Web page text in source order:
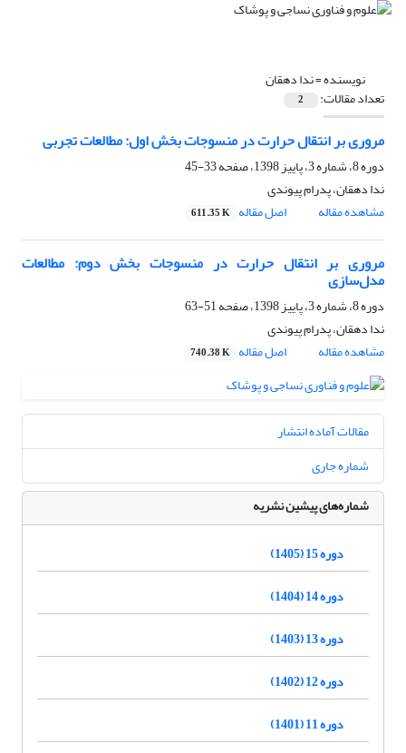
نویسنده =ندا دهقان
تعداد مقالات: 2
مروری بر انتقال حرارت در منسوجات بخش اول: مطالعات تجربی
دوره 8، شماره 3، پاییز 1398، صفحه
33-45
ندا دهقان، پدرام پیوندی
مشاهده مقاله
اصل مقاله 611.35 K
مروری بر انتقال حرارت در منسوجات بخش دوم: مطالعات
مدل‌سازی
دوره 8، شماره 3، پاییز 1398، صفحه
51-63
ندا دهقان، پدرام پیوندی
مشاهده مقاله
اصل مقاله 740.38 K
مقالات آماده انتشار
شماره جاری
شماره‌های پیشین نشریه
دوره 15 (1405)
دوره 14 (1404)
دوره 13 (1403)
دوره 12 (1402)
دوره 11 (1401)